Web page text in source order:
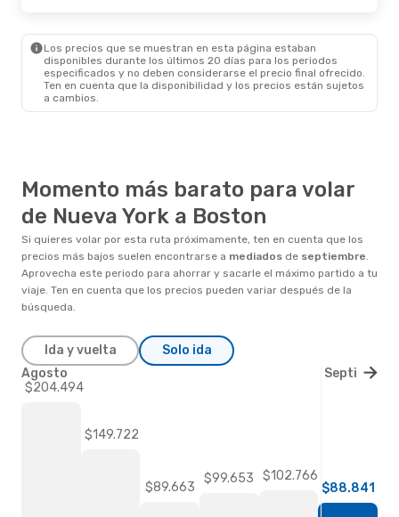
- NYC
203833
$
Precio por pasajero
Los precios que se muestran en esta página estaban
disponibles durante los últimos 20 días para los periodos
especificados y no deben considerarse el precio final ofrecido.
Ten en cuenta que la disponibilidad y los precios están sujetos
a cambios.
Momento más barato para volar
de Nueva York a Boston
Si quieres volar por esta ruta próximamente, ten en cuenta que los
precios más bajos suelen encontrarse a mediados de septiembre.
Aprovecha este periodo para ahorrar y sacarle el máximo partido a tu
viaje. Ten en cuenta que los precios pueden variar después de la
búsqueda.
Ida y vuelta Solo ida
$204.494
$149.722
$89.663
$99.653
$102.766
$88.841
Agosto Septiembre